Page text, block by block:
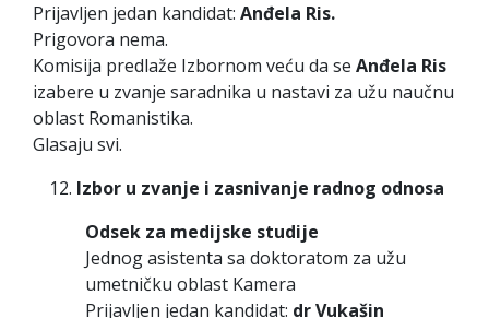
Prijavljen jedan kandidat: Anđela Ris.
Prigovora nema.
Komisija predlaže Izbornom veću da se Anđela Ris
izabere u zvanje saradnika u nastavi za užu naučnu
oblast Romanistika.
Glasaju svi.
Izbor u zvanje i zasnivanje radnog odnosa
Odsek za medijske studije
Jednog asistenta sa doktoratom za užu
umetničku oblast Kamera
Prijavljen jedan kandidat: dr Vukašin